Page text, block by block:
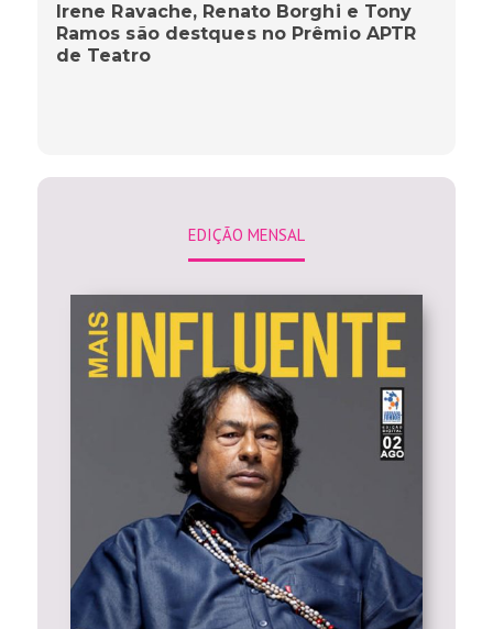
Irene Ravache, Renato Borghi e Tony
Ramos são destques no Prêmio APTR
de Teatro
EDIÇÃO MENSAL